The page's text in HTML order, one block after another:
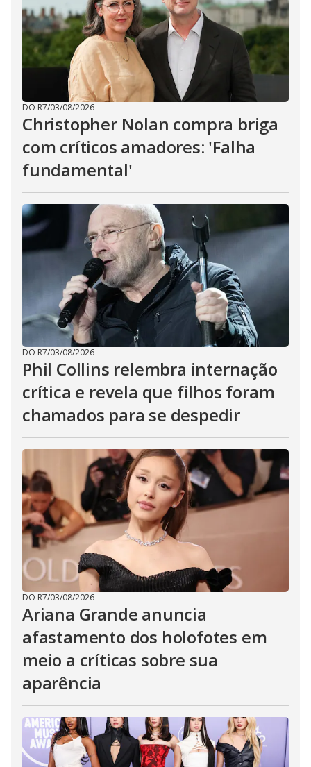
DO R7/03/08/2026
Christopher Nolan compra briga
com críticos amadores: 'Falha
fundamental'
DO R7/03/08/2026
Phil Collins relembra internação
crítica e revela que filhos foram
chamados para se despedir
DO R7/03/08/2026
Ariana Grande anuncia
afastamento dos holofotes em
meio a críticas sobre sua
aparência